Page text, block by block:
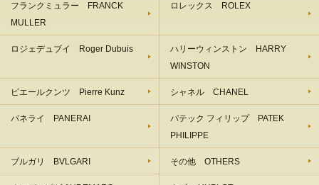
フランクミュラー FRANCK
MULLER
ロレックス ROLEX
ロジェデュブイ Roger Dubuis
ハリーウィンストン HARRY
WINSTON
ピエールクンツ Pierre Kunz シャネル CHANEL
パネライ PANERAI
パテック フィリップ PATEK
PHILIPPE
ブルガリ BVLGARI その他 OTHERS